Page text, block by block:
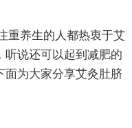
重养生的人都热衷于艾
听说还可以起到减肥的
面为大家分享艾灸肚脐